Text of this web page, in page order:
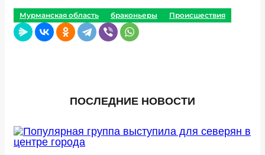
Мурманская область браконьеры Происшествия
ПОСЛЕДНИЕ НОВОСТИ